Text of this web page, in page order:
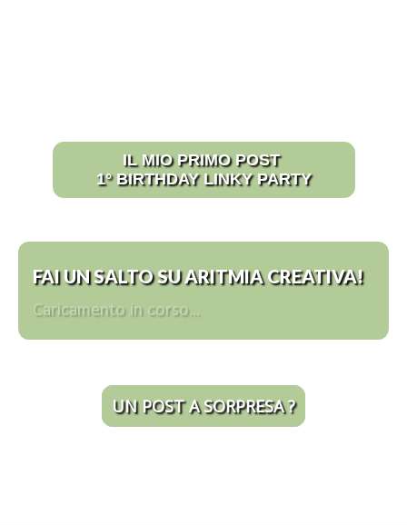
IL MIO PRIMO POST
1° BIRTHDAY LINKY PARTY
FAI UN SALTO SU ARITMIA CREATIVA!
Caricamento in corso...
UN POST A SORPRESA ?